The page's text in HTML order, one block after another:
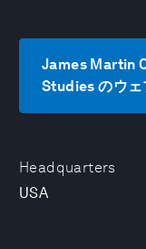
Headquarters
USA
James Martin
Studies のウェ